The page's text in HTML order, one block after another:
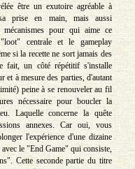
être un exutoire agréable à
prise en main, mais aussi
mécanismes pour qui aime ce
centrale et le gameplay
si la recette ne sort jamais des
fait, un côté répétitif s'installe
et à mesure des parties, d'autant
peine à se renouveler au fil
nécessaire pour boucler la
Laquelle concerne la quête
annexes. Car oui, vous
l'expérience d'une dizaine
le "End Game" qui consiste,
Cette seconde partie du titre